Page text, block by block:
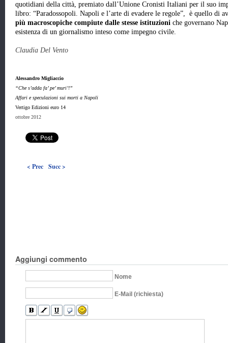
quotidiani della città, premiato dall’Unione Cronisti Italiani per il suo
libro: “Paradossopoli. Napoli e l’arte di evadere le regole”, è quello di
più macroscopiche compiute dalle stesse istituzioni che governano
esistenza di un giornalismo inteso come impegno civile.
Claudia Del Vento
Alessandro Migliaccio
“Che s’adda fa’ pe’ muri’!”
Affari e speculazioni sui morti a Napoli
Vertigo Edizioni euro 14
ottobre 2012
< Prec Succ >
Aggiungi commento
Nome
E-Mail (richiesta)